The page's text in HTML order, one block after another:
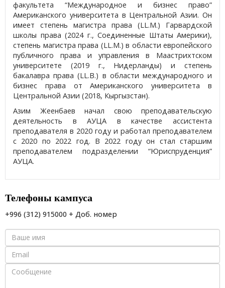
факультета “Международное и бизнес право”
Американского университета в Центральной Азии. Он
имеет степень магистра права (LL.M.) Гарвардской
школы права (2024 г., Соединенные Штаты Америки),
степень магистра права (LL.M.) в области европейского
публичного права и управления в Маастрихтском
университете (2019 г., Нидерланды) и степень
бакалавра права (LL.B.) в области международного и
бизнес права от Американского университета в
Центральной Азии (2018, Кыргызстан).
Азим Жеенбаев начал свою преподавательскую
деятельность в АУЦА в качестве ассистента
преподавателя в 2020 году и работал преподавателем
с 2020 по 2022 год. В 2022 году он стал старшим
преподавателем подразделении “Юриспруденция”
АУЦА.
Телефоны кампуса
+996 (312) 915000 + Доб. номер